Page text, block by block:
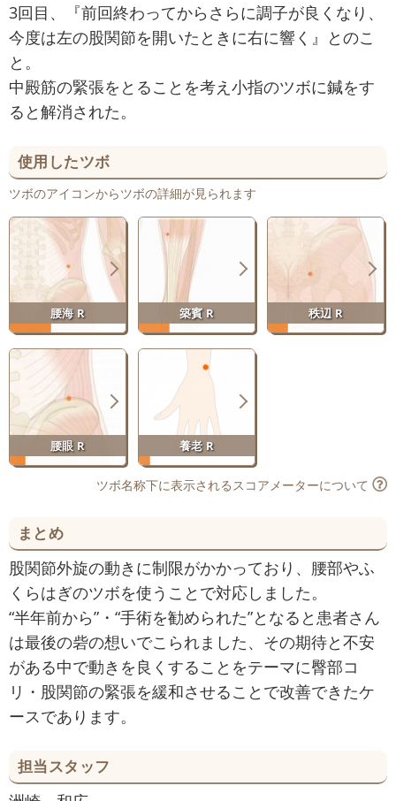
3回目、『前回終わってからさらに調子が良くなり、
今度は左の股関節を開いたときに右に響く』とのこ
と。
中殿筋の緊張をとることを考え小指のツボに鍼をす
ると解消された。
使用したツボ
ツボのアイコンからツボの詳細が見られます
腰海 R 築賓 R 秩辺 R
腰眼 R 養老 R
ツボ名称下に表示されるスコアメーターについて
まとめ
股関節外旋の動きに制限がかかっており、腰部やふ
くらはぎのツボを使うことで対応しました。
“半年前から”・“手術を勧められた”となると患者さん
は最後の砦の想いでこられました、その期待と不安
がある中で動きを良くすることをテーマに臀部コ
リ・股関節の緊張を緩和させることで改善できたケ
ースであります。
担当スタッフ